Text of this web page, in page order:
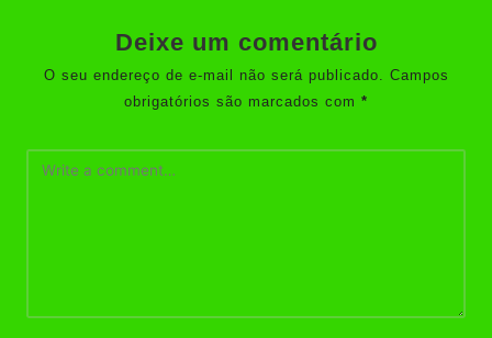
Deixe um comentário
O seu endereço de e-mail não será publicado.
Campos
obrigatórios são marcados com *